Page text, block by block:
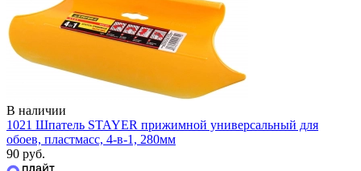
В наличии
1021 Шпатель STAYER прижимной универсальный для
обоев, пластмасс, 4-в-1, 280мм
90 руб.